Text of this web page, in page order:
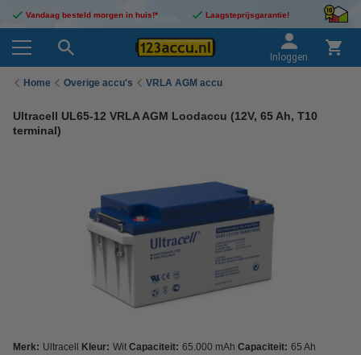
Vandaag besteld morgen in huis!* Laagsteprijsgarantie!
Inloggen
Home Overige accu's VRLA AGM accu
Ultracell UL65-12 VRLA AGM Loodaccu (12V, 65 Ah, T10
terminal)
Merk: Ultracell Kleur: Wit Capaciteit: 65.000 mAh Capaciteit: 65 Ah